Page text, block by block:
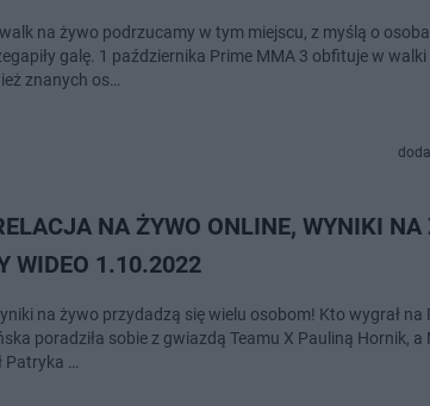
na żywo podrzucamy w tym miejscu, z myślą o
galę. 1 października Prime MMA 3 obfituje w walki
znanych os…
NA ŻYWO ONLINE, WYNIKI NA
WIDEO 1.10.2022
na żywo przydadzą się wielu osobom! Kto wygrał na
poradziła sobie z gwiazdą Teamu X Pauliną Hornik, a
…